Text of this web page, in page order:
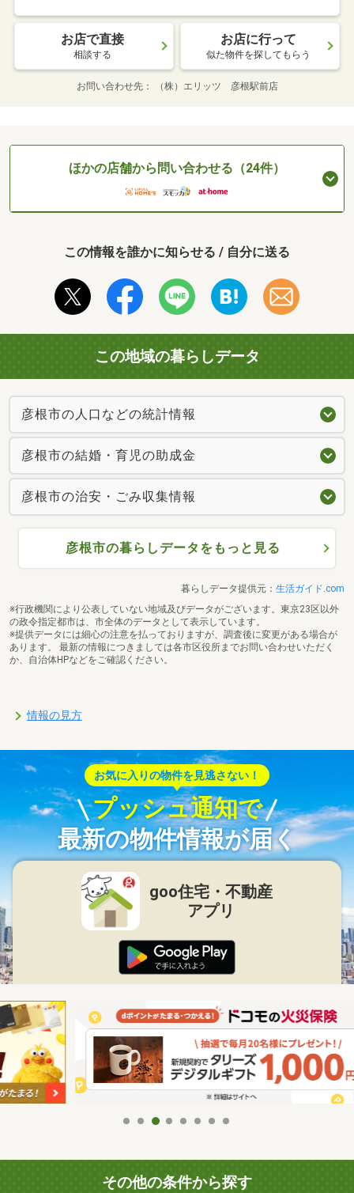
お店で直接
相談する
お店に行って
似た物件を探してもらう
お問い合わせ先 （株）エリッツ 彦根駅前店
ほかの店舗から問い合わせる（24件）
この情報を誰かに知らせる / 自分に送る
この地域の暮らしデータ
彦根市の人口などの統計情報
彦根市の結婚・育児の助成金
彦根市の治安・ごみ収集情報
彦根市の暮らしデータをもっと見る
暮らしデータ提供元： 生活ガイド.com
※行政機関により公表していない地域及びデータがございます。東京23区以外
の政令指定都市は、市全体のデータとして表示しています。
※提供データには細心の注意を払っておりますが、調査後に変更がある場合が
あります。 最新の情報につきましては各市区役所までお問い合わせいただく
か、自治体HPなどをご確認ください。
情報の見方
お気に入りの物件を見逃さない！
プッシュ通知で
最新の物件情報が届く
goo住宅・不動産
アプリ
その他の条件から探す